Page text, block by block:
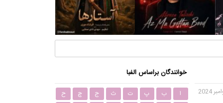
خوانندگان براساس الفبا
ا ب پ ت ث ج چ
ح